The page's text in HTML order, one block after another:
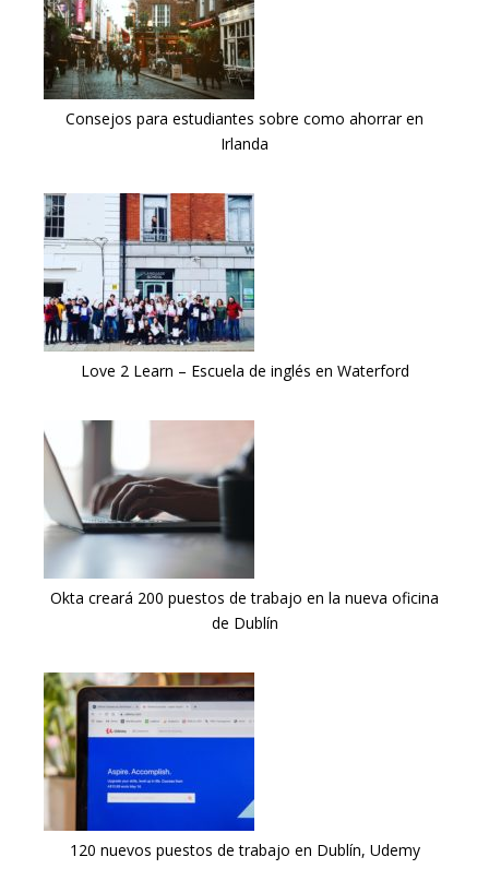
Consejos para estudiantes sobre como ahorrar en
Irlanda
Love 2 Learn – Escuela de inglés en Waterford
Okta creará 200 puestos de trabajo en la nueva oficina
de Dublín
120 nuevos puestos de trabajo en Dublín, Udemy